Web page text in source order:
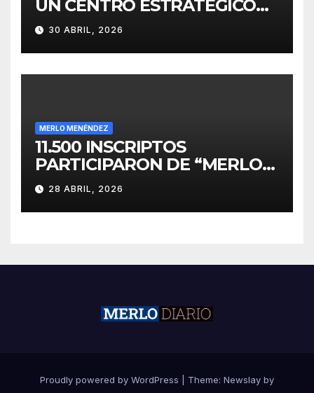
UN CENTRO ESTRATÉGICO
PARA EL DESARROLLO DE
INVERSIONES
30 ABRIL, 2026
MERLO MENÉNDEZ
11.500 INSCRIPTOS
PARTICIPARON DE “MERLO
CORRE POR MALVINAS”
28 ABRIL, 2026
Proudly powered by WordPress Theme: Newslay by